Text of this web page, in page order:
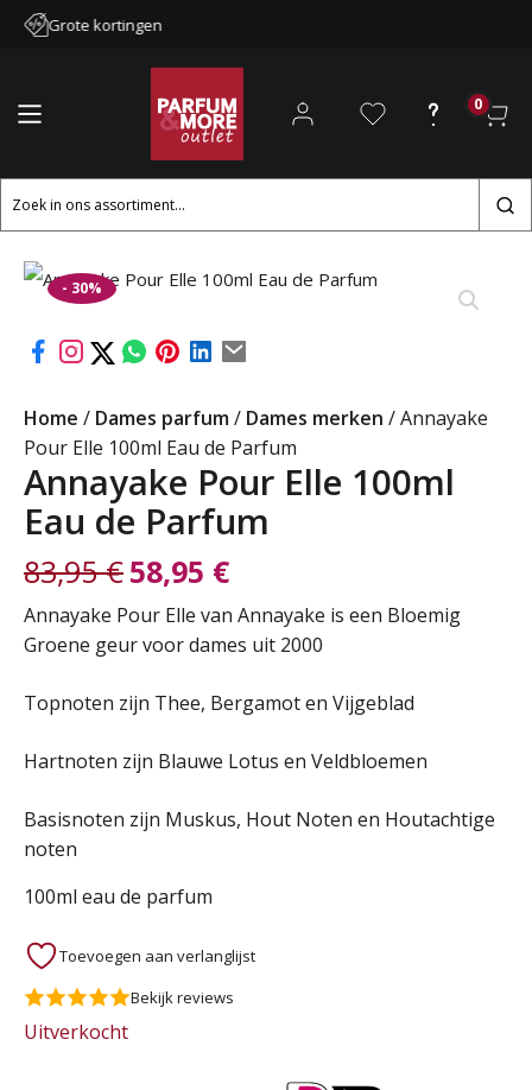
Grote kortingen
0
Zoeken
naar:
- 30%
Home / Dames parfum/ Dames merken / Annayake
Pour Elle 100ml Eau de Parfum
Annayake Pour Elle 100ml
Eau de Parfum
83,95€
Oorspronkelijke
prijs
was:
83,95 €.
58,95 €
Huidige
prijs
is:
58,95 €.
Annayake Pour Elle van Annayake is een Bloemig
Groene geur voor dames uit 2000
Topnoten zijn Thee, Bergamot en Vijgeblad
Hartnoten zijn Blauwe Lotus en Veldbloemen
Basisnoten zijn Muskus, Hout Noten en Houtachtige
noten
100ml eau de parfum
Toevoegen aan verlanglijst
Bekijk reviews
Uitverkocht